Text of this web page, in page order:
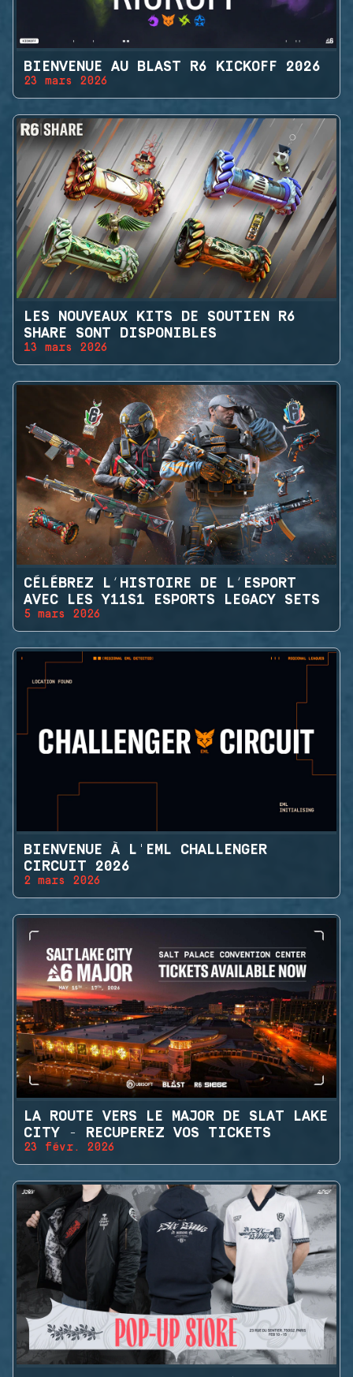
BIENVENUE AU BLAST R6 KICKOFF 2026
23 mars 2026
LES NOUVEAUX KITS DE SOUTIEN R6
SHARE SONT DISPONIBLES
13 mars 2026
CÉLÉBREZ L’HISTOIRE DE L’ESPORT
AVEC LES Y11S1 ESPORTS LEGACY SETS
5 mars 2026
BIENVENUE À L'EML CHALLENGER
CIRCUIT 2026
2 mars 2026
LA ROUTE VERS LE MAJOR DE SLAT LAKE
CITY - RECUPEREZ VOS TICKETS
23 févr. 2026